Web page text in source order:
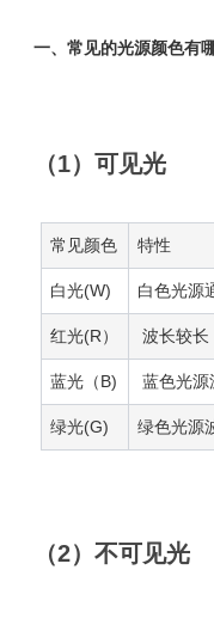
一、常见的光源颜色有
（1）可见光
常见颜色 特性
白光(W) 白色光源
红光(R） 波长较长
蓝光（B) 蓝色光源
绿光(G) 绿色光源
（2）不可见光